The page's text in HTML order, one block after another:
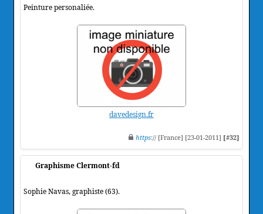
Peinture personaliée.
davedesign.fr
https:// [France] [23-01-2011] [#32]
Graphisme Clermont-fd
Sophie Navas, graphiste (63).